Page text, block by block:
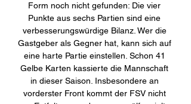
Form noch nicht gefunden: Die vier
Punkte aus sechs Partien sind eine
verbesserungswürdige Bilanz. Wer die
Gastgeber als Gegner hat, kann sich auf
eine harte Partie einstellen. Schon 41
Gelbe Karten kassierte die Mannschaft
in dieser Saison. Insbesondere an
vorderster Front kommt der FSV nicht